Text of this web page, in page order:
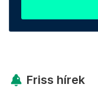
Friss hírek